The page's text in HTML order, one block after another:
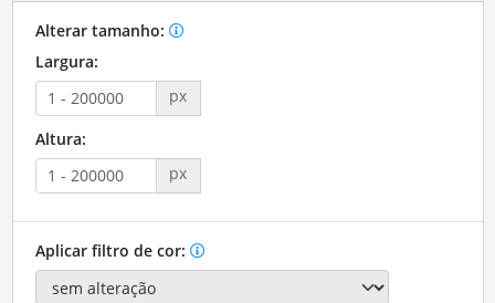
Alterar tamanho:
Largura:
px
Altura:
px
Aplicar filtro de cor: